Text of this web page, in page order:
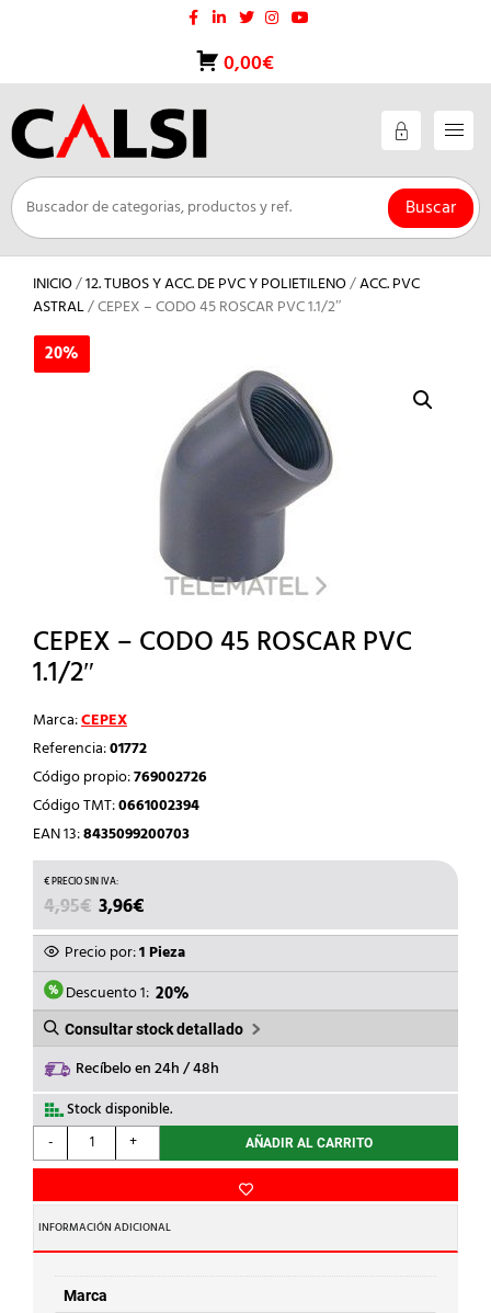
0,00€
Buscar
INICIO/12. TUBOS Y ACC. DE PVC Y POLIETILENO/ACC. PVC
ASTRAL/ CEPEX – CODO 45 ROSCAR PVC 1.1/2″
20%
CEPEX – CODO 45 ROSCAR PVC
1.1/2″
Marca:CEPEX
Referencia:01772
Código propio:769002726
Código TMT:0661002394
EAN 13:8435099200703
4,95€ EL
PRECIO
ORIGINAL
ERA:
4,95€.
3,96€
PRECIO
ACTUAL
ES:
3,96€.
Precio por:1 Pieza
Descuento 1: 20%
Consultar stock detallado
Recíbelo en 24h / 48h
Stock disponible.
-
CEPEX
-
45
ROSCAR
PVC
1.1/2"
cantidad
+ AÑADIR AL CARRITO
INFORMACIÓN ADICIONAL
Marca
20%